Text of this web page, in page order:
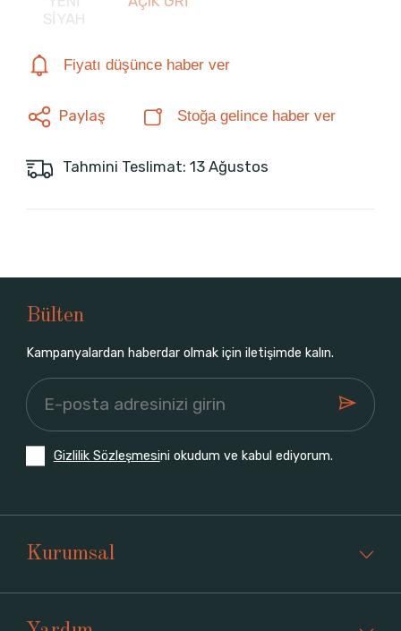
SİYAH
Fiyatı düşünce haber ver
Paylaş Stoğa gelince haber ver
Tahmini Teslimat: 13 Ağustos
Bülten
Kampanyalardan haberdar olmak için iletişimde kalın.
Gizlilik Sözleşmesini okudum ve kabul ediyorum.
Kurumsal